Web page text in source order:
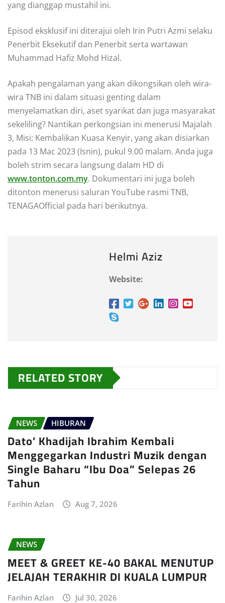
yang dianggap mustahil ini.
Episod eksklusif ini diterajui oleh Irin Putri Azmi selaku
Penerbit Eksekutif dan Penerbit serta wartawan
Muhammad Hafiz Mohd Hizal.
Apakah pengalaman yang akan dikongsikan oleh wira-
wira TNB ini dalam situasi genting dalam
menyelamatkan diri, aset syarikat dan juga masyarakat
sekeliling? Nantikan perkongsian ini menerusi Majalah
3, Misi: Kembalikan Kuasa Kenyir, yang akan disiarkan
pada 13 Mac 2023 (Isnin), pukul 9.00 malam. Anda juga
boleh strim secara langsung dalam HD di
www.tonton.com.my. Dokumentari ini juga boleh
ditonton menerusi saluran YouTube rasmi TNB,
TENAGAOfficial pada hari berikutnya.
Helmi Aziz
Website:
RELATED STORY
NEWS HIBURAN
Dato’ Khadijah Ibrahim Kembali
Menggegarkan Industri Muzik dengan
Single Baharu “Ibu Doa” Selepas 26
Tahun
Farihin Azlan Aug 7, 2026
NEWS
MEET & GREET KE-40 BAKAL MENUTUP
JELAJAH TERAKHIR DI KUALA LUMPUR
Farihin Azlan Jul 30, 2026